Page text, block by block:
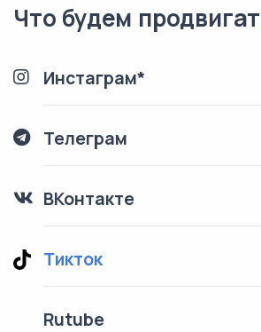
Что будем
Инстаграм*
Телеграм
ВКонтакте
Тикток
Rutube